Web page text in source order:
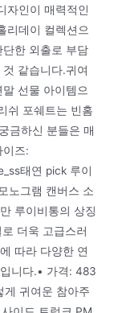
자인이 매력적인
리데이 컬렉션으
한 외출로 부담
같습니다.귀여
선물 아이템으
쉬 포쉐트는 빈홈
금하신 분들은 매
즈:
태연 pick 루이
노그램 캔버스 소
루이비통의 상징
더욱 고급스러
따라 다양한 연
니다.• 가격: 483
귀여운 참아주